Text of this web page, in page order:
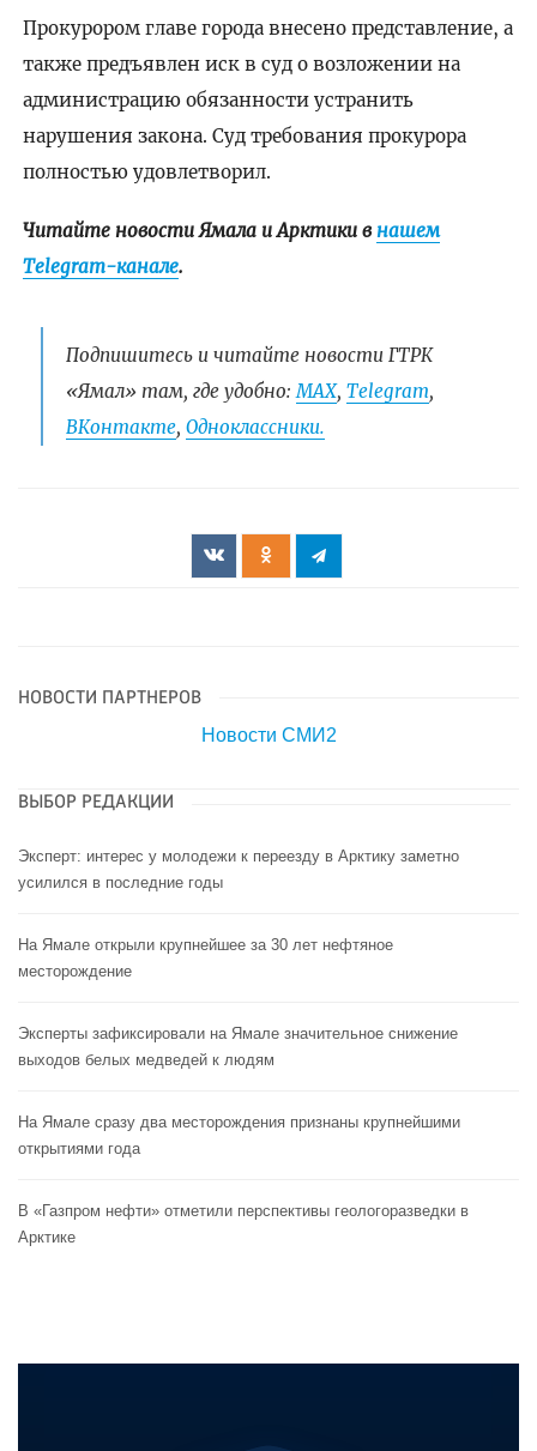
Прокурором главе города внесено представление, а
также предъявлен иск в суд о возложении на
администрацию обязанности устранить
нарушения закона. Суд требования прокурора
полностью удовлетворил.
Читайте новости Ямала и Арктики в нашем
Telegram-канале.
Подпишитесь и читайте новости ГТРК
«Ямал» там, где удобно:МАХ, Telegram,
ВКонтакте, Одноклассники.
НОВОСТИ ПАРТНЕРОВ
Новости СМИ2
ВЫБОР РЕДАКЦИИ
Эксперт: интерес у молодежи к переезду в Арктику заметно
усилился в последние годы
На Ямале открыли крупнейшее за 30 лет нефтяное
месторождение
Эксперты зафиксировали на Ямале значительное снижение
выходов белых медведей к людям
На Ямале сразу два месторождения признаны крупнейшими
открытиями года
В «Газпром нефти» отметили перспективы геологоразведки в
Арктике